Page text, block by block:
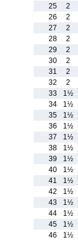
25
2
26
2
27
2
28
2
29
2
30
2
31
2
32
2
33
1½
34
1½
35
1½
36
1½
37
1½
38
1½
39
1½
40
1½
41
1½
42
1½
43
1½
44
1½
45
1½
46
1½